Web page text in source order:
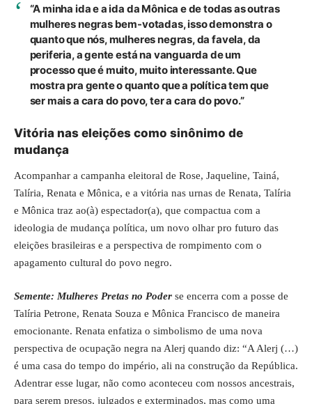
“A minha ida e a ida da Mônica e de todas as outras
mulheres negras bem-votadas, isso demonstra o
quanto que nós, mulheres negras, da favela, da
periferia, a gente está na vanguarda de um
processo que é muito, muito interessante. Que
mostra pra gente o quanto que a política tem que
ser mais a cara do povo, ter a cara do povo.”
Vitória nas eleições como sinônimo de
mudança
Acompanhar a campanha eleitoral de Rose, Jaqueline, Tainá,
Talíria, Renata e Mônica, e a vitória nas urnas de Renata, Talíria
e Mônica traz ao(à) espectador(a), que compactua com a
ideologia de mudança política, um novo olhar pro futuro das
eleições brasileiras e a perspectiva de rompimento com o
apagamento cultural do povo negro.
Semente: Mulheres Pretas no Poder se encerra com a posse de
Talíria Petrone, Renata Souza e Mônica Francisco de maneira
emocionante. Renata enfatiza o simbolismo de uma nova
perspectiva de ocupação negra na Alerj quando diz: “A Alerj (…)
é uma casa do tempo do império, ali na construção da República.
Adentrar esse lugar, não como aconteceu com nossos ancestrais,
para serem presos, julgados e exterminados, mas como uma